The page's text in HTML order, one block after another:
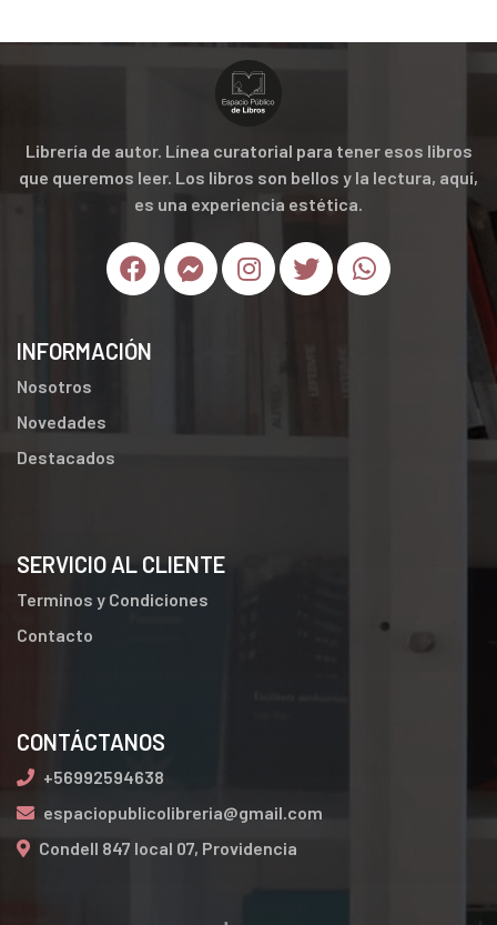
Librería de autor. Línea curatorial para tener esos libros
que queremos leer. Los libros son bellos y la lectura, aquí,
es una experiencia estética.
INFORMACIÓN
Nosotros
Novedades
Destacados
SERVICIO AL CLIENTE
Terminos y Condiciones
Contacto
CONTÁCTANOS
+56992594638
espaciopublicolibreria@gmail.com
Condell 847 local 07, Providencia